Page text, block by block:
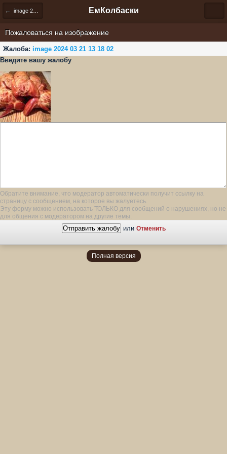
← image 2024 03 21 13 18 02 ЕмКолбаски
Пожаловаться на изображение
Жалоба: image 2024 03 21 13 18 02
Введите вашу жалобу
Обратите внимание, что модератор автоматически получит ссылку на
страницу с сообщением, на которое вы жалуетесь.
Эту форму можно использовать ТОЛЬКО для сообщений о нарушениях, но не
для общения с модератором на другие темы.
или Отменить
Полная версия